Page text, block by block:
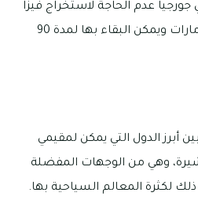
جورجيا عدم الحاجة لاستخراج فيزا
جورجيا للمقيمين في الأمارات ويمكن البقاء بها لمدة 90
أبرز الدول التي يمكن لمقيمي
وهي من الوجهات المفضلة
ذلك لكثرة المعالم السياحية بها.